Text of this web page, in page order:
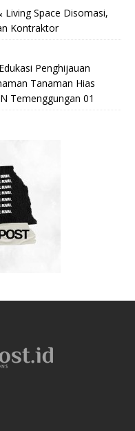
Space Disomasi,
Kontraktor
Penghijauan
Tanaman Hias
Temenggungan 01